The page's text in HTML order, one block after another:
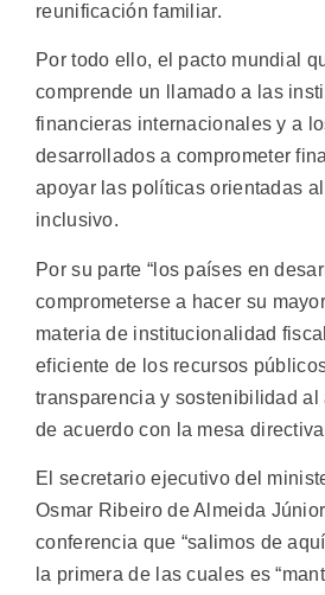
reunificación familiar.
Por todo ello, el pacto mundial
comprende un llamado a las
financieras internacionales y a
desarrollados a comprometer
apoyar las políticas orientadas
inclusivo.
Por su parte “los países en
comprometerse a hacer su
materia de institucionalidad
eficiente de los recursos
transparencia y sostenibilidad al
de acuerdo con la mesa
El secretario ejecutivo del
Osmar Ribeiro de Almeida
conferencia que “salimos de
la primera de las cuales es